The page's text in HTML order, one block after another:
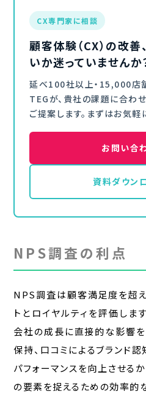
CX専門家に相談
顧客体験（CX）の改
いか迷っていませんか
延べ100社以上・15,000店
TEGが、貴社の課題に合わ
ご提案します。まずはお気軽
お問い合
資料ダウン
NPS調査の利点
NPS調査は顧客満足度を超
トとロイヤルティを評価しま
会社の成長に直接的な影響
保持、口コミによるブランド
パフォーマンスを向上させる
の要素を捉えるための効率的